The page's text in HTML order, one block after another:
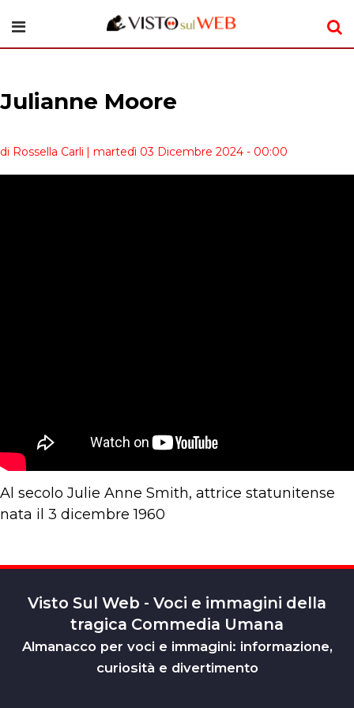
Julianne Moore
di Rossella Carli | martedì 03 Dicembre 2024 - 00:00
Al secolo Julie Anne Smith, attrice statunitense
nata il 3 dicembre 1960
Visto Sul Web - Voci e immagini della
tragica Commedia Umana
Almanacco per voci e immagini: informazione,
curiosità e divertimento